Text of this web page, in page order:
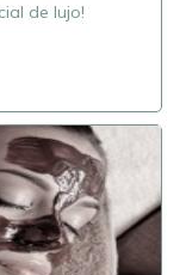
de lujo!